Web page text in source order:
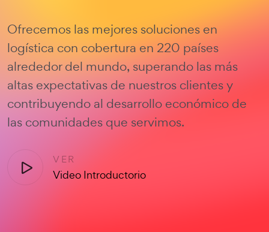
Ofrecemos las mejores soluciones en
logística con cobertura en 220 países
alrededor del mundo, superando las más
altas expectativas de nuestros clientes y
contribuyendo al desarrollo económico de
las comunidades que servimos.
VER
Video Introductorio